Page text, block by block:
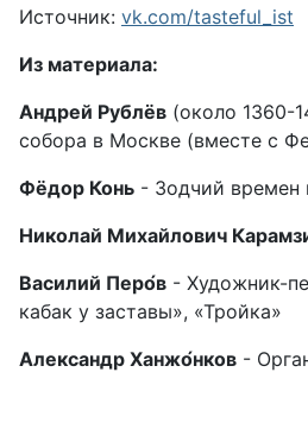
Источник: vk.com/tasteful_ist
Из материала:
Андрей Рублёв (около 1360-
собора в Москве (вместе с
Фёдор Конь - Зодчий времен
Николай Михайлович
Василий Перо́в - Художник-
кабак у заставы», «Тройка»
Александр Ханжо́нков -